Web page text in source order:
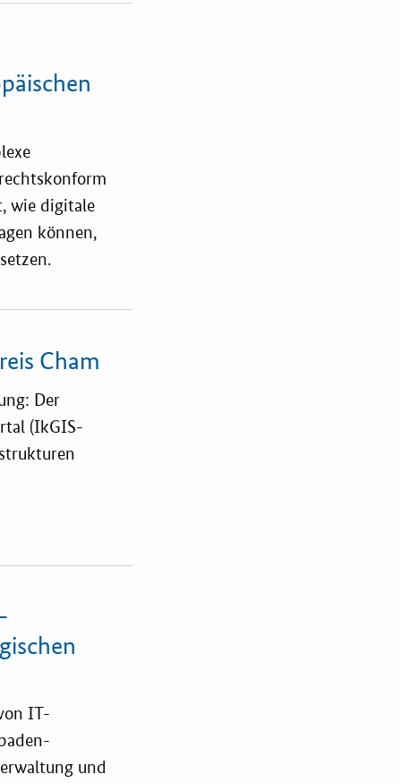
wie digitale
können,
Cham
Der
(IkGIS-
IT-
und